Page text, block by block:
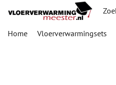
Home Vloerverwarmingsets